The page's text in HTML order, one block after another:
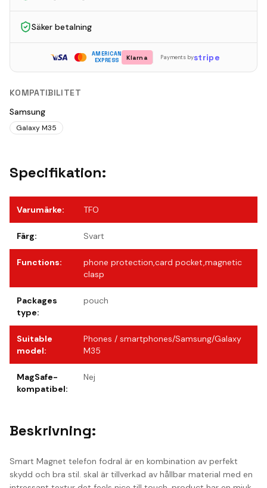
Säker betalning
AMERICAN
EXPRESS
Klarna Payments bystripe
KOMPATIBILITET
Samsung
Galaxy M35
Specifikation:
Varumärke: TFO
Färg: Svart
Functions:
phone protection,card pocket,magnetic
clasp
Packages
type:
pouch
Suitable
model:
Phones / smartphones/Samsung/Galaxy
M35
MagSafe-
kompatibel:
Nej
Beskrivning:
Smart Magnet telefon fodral är en kombination av perfekt
skydd och bra stil. skal är tillverkad av hållbar material med en